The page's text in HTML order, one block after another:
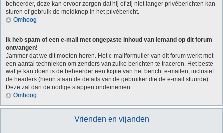
beheerder, deze kan ervoor zorgen dat hij of zij niet langer privéberichten kan
sturen of gebruik de meldknop in het privébericht.
Omhoog
Ik heb spam of een e-mail met ongepaste inhoud van iemand op dit forum
ontvangen!
Jammer dat we dit moeten horen. Het e-mailformulier van dit forum werkt met
een aantal technieken om zenders van zulke berichten te traceren. Het beste
wat je kan doen is de beheerder een kopie van het bericht e-mailen, inclusief
de headers (hierin staan de details van de gebruiker die de e-mail stuurde).
Deze zal dan de nodige stappen ondernemen.
Omhoog
Vrienden en vijanden